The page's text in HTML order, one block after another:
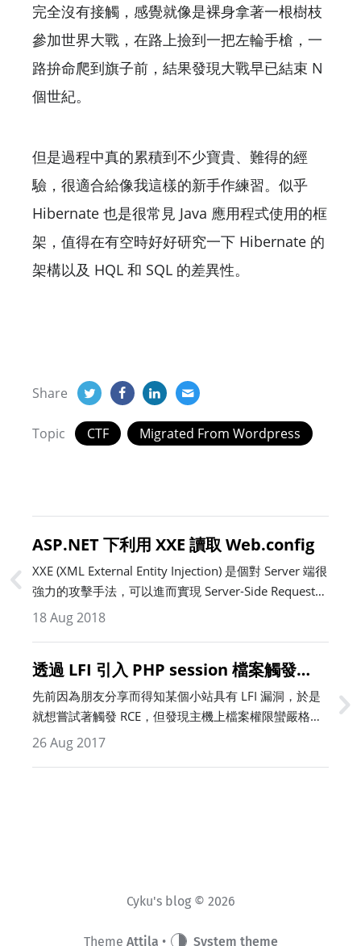
完全沒有接觸，感覺就像是裸身拿著一根樹枝
參加世界大戰，在路上撿到一把左輪手槍，一
路拚命爬到旗子前，結果發現大戰早已結束 N
個世紀。
但是過程中真的累積到不少寶貴、難得的經
驗，很適合給像我這樣的新手作練習。似乎
Hibernate 也是很常見 Java 應用程式使用的框
架，值得在有空時好好研究一下 Hibernate 的
架構以及 HQL 和 SQL 的差異性。
Share
Topic CTF Migrated From Wordpress
ASP.NET 下利用 XXE 讀取 Web.config
XXE (XML External Entity Injection) 是個對 Server 端很
強力的攻擊手法，可以進而實現 Server-Side Request
Forgery、…
18 Aug 2018
透過 LFI 引入 PHP session 檔案觸發
RCE
先前因為朋友分享而得知某個小站具有 LFI 漏洞，於是
就想嘗試著觸發 RCE，但發現主機上檔案權限蠻嚴格
的，幸好最終還是成功透過 session 檔案觸發，因為過
程有幾個蠻有趣的小細節，就趕緊寫篇文章作個筆記。
26 Aug 2017
Cyku's blog © 2026
Theme Attila • System theme